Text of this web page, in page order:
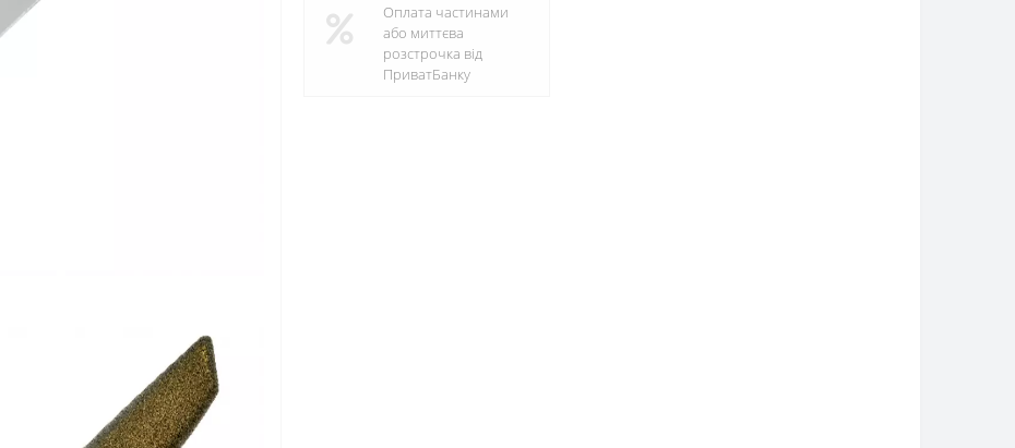
Оплата частинами
або миттєва
розстрочка від
ПриватБанку